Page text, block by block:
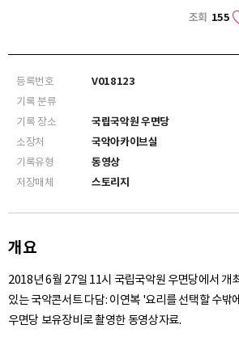
조회 155
등록번호
V018123
기록 분류
기록 장소
국립국악원 우면당
소장처
국악아카이브실
기록유형
동영상
저장매체
스토리지
개요
2018년 6월 27일 11시 국립국악원 우면당에서 개
있는 국악콘서트 다담: 이연복 '요리를 선택할 수밖
우면당 보유장비로 촬영한 동영상자료.